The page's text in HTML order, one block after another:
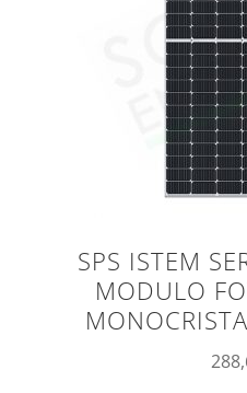
SPS ISTEM
MODULO